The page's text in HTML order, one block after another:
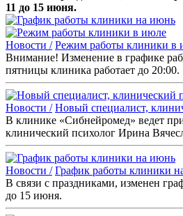
11 до 15 июня.
Новости / Режим работы клиники в
Внимание! Изменение в графике
пятницы клиника работает до 20:00.
Новости / Новый специалист,
В клинике «Сибнейромед» ведет
клинический психолог Ирина
Новости / График работы клиники
В связи с праздниками, изменен
до 15 июня.